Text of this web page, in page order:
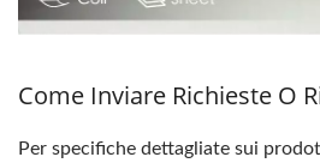
Come Inviare Richieste O
Per specifiche dettagliate sui